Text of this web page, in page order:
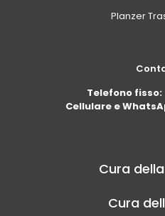
Planzer
Telefono fisso:
Cellulare e
Cura
Cura